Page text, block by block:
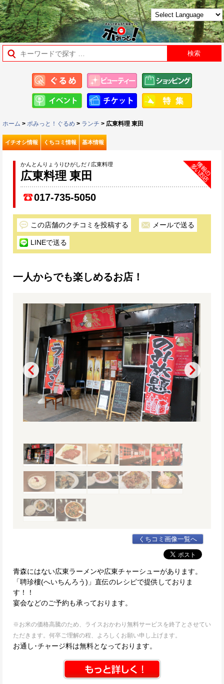
ホーム > ポみっと！ぐるめ > ランチ > 広東料理 東田
イチオシ情報 くちコミ情報 基本情報
かんとんりょうりひがしだ / 広東料理
広東料理 東田
017-735-5050
この店舗のクチコミを投稿する メールで送る
LINEで送る
一人からでも楽しめるお店！
くちコミ画像一覧へ
青森にはない広東ラーメンや広東チャーシューがあります。
「聘珍樓(へいちんろう)」直伝のレシピで提供しておりま
す！！
宴会などのご予約も承っております。
※お米の価格高騰のため、ライスおかわり無料サービスを終了とさせてい
ただきます。何卒ご理解の程、よろしくお願い申し上げます。
お通し･チャージ料は無料となっております。